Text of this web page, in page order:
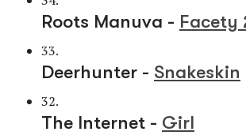
Roots Manuva - Facety
33.
Deerhunter - Snakeskin
32.
The Internet - Girl